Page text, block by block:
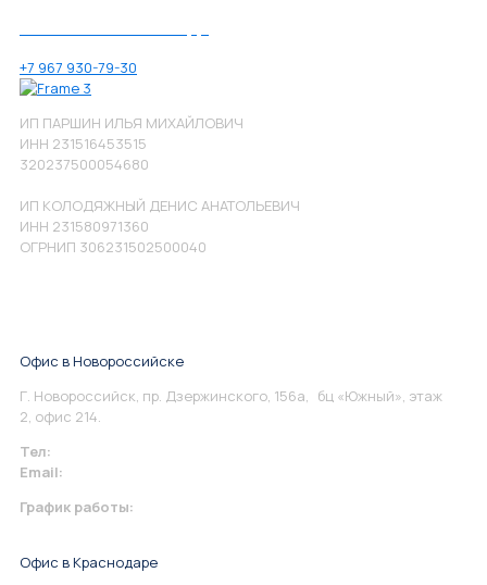
+7 967 930-79-30
ИП ПАРШИН ИЛЬЯ МИХАЙЛОВИЧ
ИНН 231516453515
320237500054680
ИП КОЛОДЯЖНЫЙ ДЕНИС АНАТОЛЬЕВИЧ
ИНН 231580971360
ОГРНИП 306231502500040
Офис в Новороссийске
Г. Новороссийск, пр. Дзержинского, 156а, бц «Южный», этаж
2, офис 214.
Тел:
Email:
График работы:
Офис в Краснодаре